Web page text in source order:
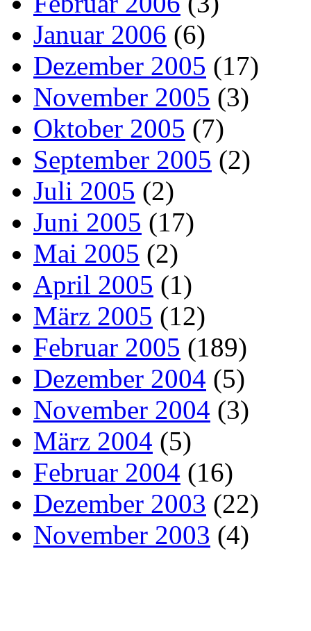
Januar 2006 (6)
Dezember 2005 (17)
November 2005 (3)
Oktober 2005 (7)
September 2005 (2)
Juli 2005 (2)
Juni 2005 (17)
Mai 2005 (2)
April 2005 (1)
März 2005 (12)
Februar 2005 (189)
Dezember 2004 (5)
November 2004 (3)
März 2004 (5)
Februar 2004 (16)
Dezember 2003 (22)
November 2003 (4)